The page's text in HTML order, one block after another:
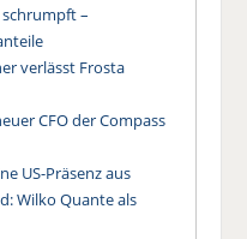
–
verlässt Frosta
CFO der Compass
US-Präsenz aus
Wilko Quante als